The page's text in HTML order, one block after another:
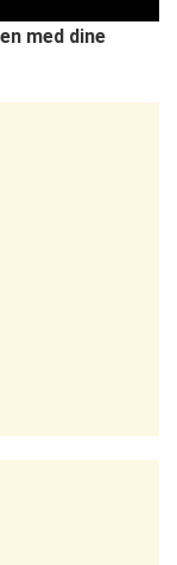
med dine